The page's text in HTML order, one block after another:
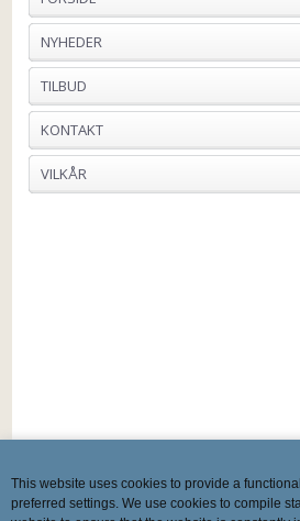
This website uses cookies to provide a
preferred settings. We use cookies to compile
NYHEDER
TILBUD
KONTAKT
VILKÅR